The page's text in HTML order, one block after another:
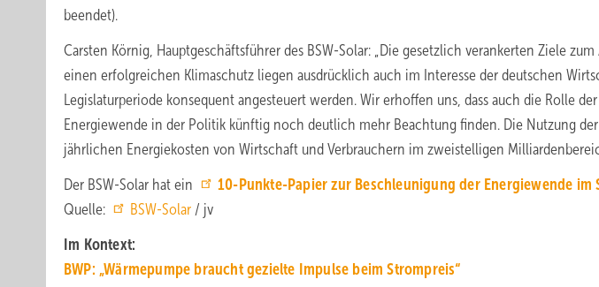
beendet).
Carsten Körnig, Hauptgeschäftsführer des BSW-Solar: „Die gesetzlich verankerten Ziele
einen erfolgreichen Klimaschutz liegen ausdrücklich auch im Interesse der deutschen
Legislaturperiode konsequent angesteuert werden. Wir erhoffen uns, dass auch die Rolle
Energiewende in der Politik künftig noch deutlich mehr Beachtung finden. Die Nutzung
jährlichen Energiekosten von Wirtschaft und Verbrauchern im zweistelligen
Der BSW-Solar hat ein
10-Punkte-Papier zur Beschleunigung der Energiewende im
Quelle:
BSW-Solar / jv
Im Kontext:
BWP: „Wärmepumpe braucht gezielte Impulse beim Strompreis“